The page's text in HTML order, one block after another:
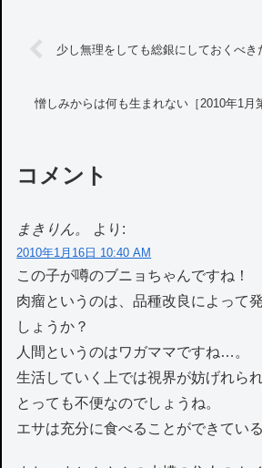
少し無理をしても総銀にしておくべき
憎しみからは何も生まれない［2010年1月
コメント
まきりん。 より:
2010年1月16日 10:40 AM
この子が噂のブニョちゃんですね！
肉瘤というのは、品種改良によって
しょうか？
人間というのはワガママですね…。
生活していく上では視界が妨げれら
とっても不便なのでしょうね。
エサは充分に食べることができてい